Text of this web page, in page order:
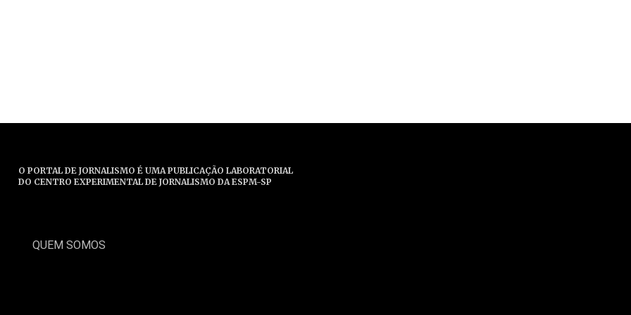
O PORTAL DE JORNALISMO É UMA PUBLICAÇÃO LABORATORIAL
DO CENTRO EXPERIMENTAL DE JORNALISMO DA ESPM-SP
QUEM SOMOS